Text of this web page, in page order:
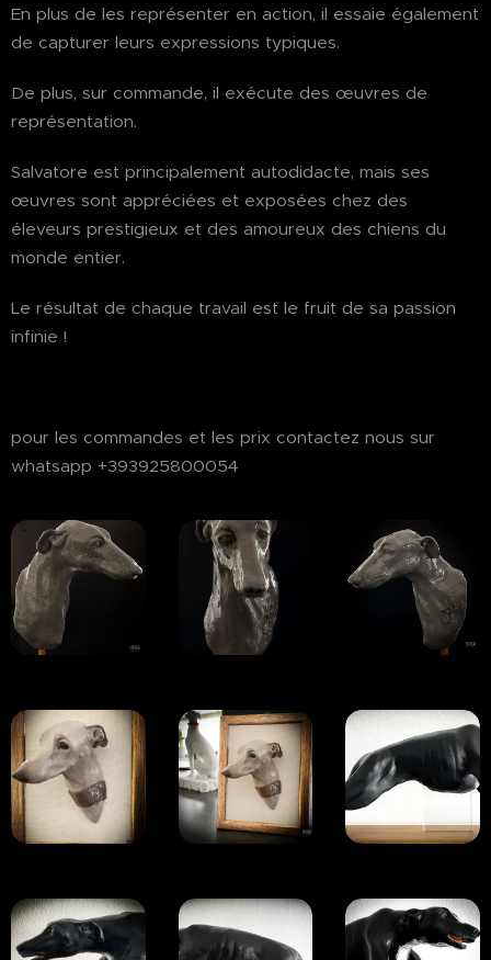
En plus de les représenter en action, il essaie également
de capturer leurs expressions typiques.
De plus, sur commande, il exécute des œuvres de
représentation.
Salvatore est principalement autodidacte, mais ses
œuvres sont appréciées et exposées chez des
éleveurs prestigieux et des amoureux des chiens du
monde entier.
Le résultat de chaque travail est le fruit de sa passion
infinie !
pour les commandes et les prix contactez nous sur
whatsapp +393925800054